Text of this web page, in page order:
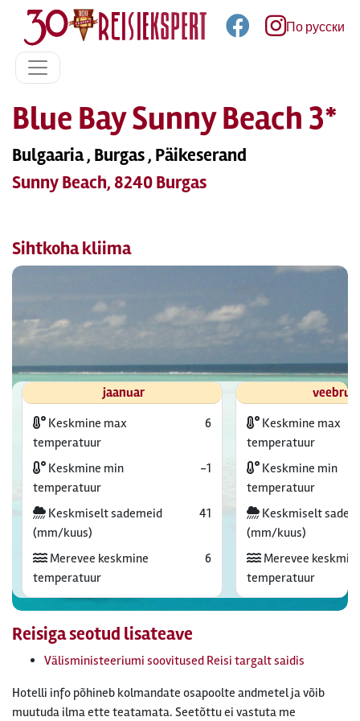
По русски
Blue Bay Sunny Beach 3*
Bulgaaria , Burgas , Päikeserand
Sunny Beach, 8240 Burgas
Sihtkoha kliima
jaanuar
Keskmine max
temperatuur
6
Keskmine min
temperatuur
-1
Keskmiselt sademeid
(mm/kuus)
41
Merevee keskmine
temperatuur
6
Keskmine max
temperatuur
Keskmine min
temperatuur
Keskmiselt
(mm/kuus)
Merevee
temperatuur
Reisiga seotud lisateave
Välisministeeriumi soovitused Reisi targalt saidis
Hotelli info põhineb kolmandate osapoolte andmetel ja võib
muutuda ilma ette teatamata. Seetõttu ei vastuta me